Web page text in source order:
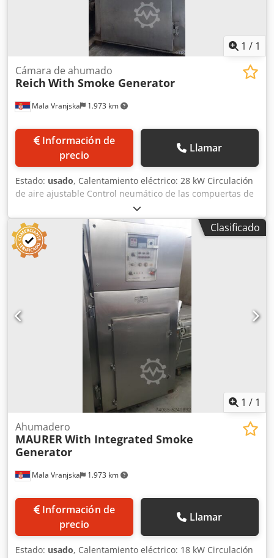
1 / 1
Mala Vranjska 1.973 km
Cámara de ahumado
Reich With Smoke Generator
Información de
precio
Llamar
Estado: usado, Calentamiento eléctrico: 28 kW Circulación
de aire ajustable Control neumático de las compuertas de
aire fresco, aire de extracción y humo Limpieza: limpieza
con espuma Alimentación de humo: según solicitud del
cliente Material para generar humo: virutas de madera Sin
sistema de postcombustión Dimensiones de instalación de
la máquina en cm: Ancho: 150 Chodpfx Acshzgt Roaja
Largo: 145 Alto: 275 Dimensiones del carro en cm:
100*100*200 (alto) Plazo de entrega: 30 días hábiles
después del pago inicial.
Clasificado
1 / 1
Mala Vranjska 1.973 km
Ahumadero
MAURERWith Integrated Smoke
Generator
Información de
precio
Llamar
Estado: usado, Calentamiento eléctrico: 18 kW Circulación